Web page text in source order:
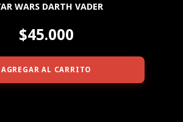
WARS DARTH VADER
$45.000
AGREGAR AL CARRITO